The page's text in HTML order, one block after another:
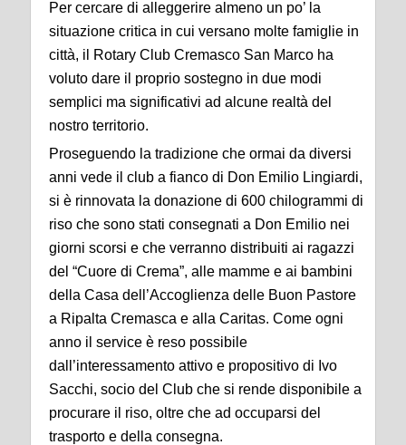
Per cercare di alleggerire almeno un po’ la
situazione critica in cui versano molte famiglie in
città, il Rotary Club Cremasco San Marco ha
voluto dare il proprio sostegno in due modi
semplici ma significativi ad alcune realtà del
nostro territorio.
Proseguendo la tradizione che ormai da diversi
anni vede il club a fianco di Don Emilio Lingiardi,
si è rinnovata la donazione di 600 chilogrammi di
riso che sono stati consegnati a Don Emilio nei
giorni scorsi e che verranno distribuiti ai ragazzi
del “Cuore di Crema”, alle mamme e ai bambini
della Casa dell’Accoglienza delle Buon Pastore
a Ripalta Cremasca e alla Caritas. Come ogni
anno il service è reso possibile
dall’interessamento attivo e propositivo di Ivo
Sacchi, socio del Club che si rende disponibile a
procurare il riso, oltre che ad occuparsi del
trasporto e della consegna.